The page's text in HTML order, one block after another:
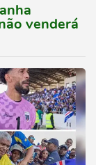
venderá